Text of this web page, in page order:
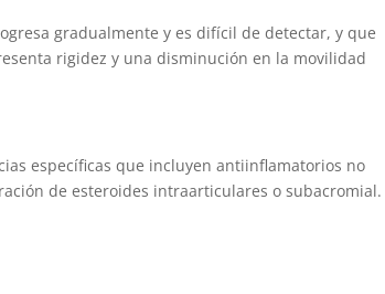
gradualmente y es difícil de detectar, y que
rigidez y una disminución en la movilidad
específicas que incluyen antiinflamatorios no
de esteroides intraarticulares o subacromial.